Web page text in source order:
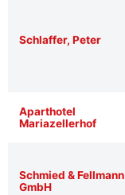
Schlaffer, Peter
Aparthotel
Mariazellerhof
Schmied & Fellmann
GmbH